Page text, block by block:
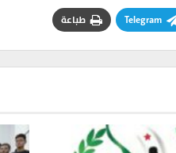
Telegram طباعة